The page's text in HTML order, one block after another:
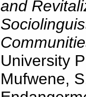
and
University
Mufwene,